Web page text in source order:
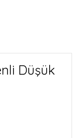
Düşük